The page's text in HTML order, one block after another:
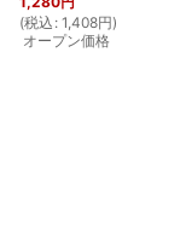
(税込 : 1,408円)
オープン価格